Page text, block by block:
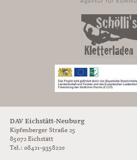
DAV Eichstätt-Neuburg
Kipfenberger Straße 25
85072 Eichstätt
Tel.: 08421-9358220